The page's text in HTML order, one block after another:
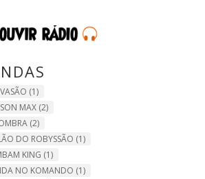
(1)
MAX (2)
(2)
DO ROBYSSÃO (1)
KING (1)
NO KOMANDO (1)